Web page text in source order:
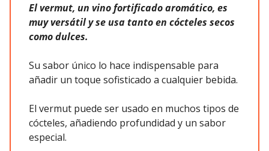
El vermut, un vino fortificado aromático, es
muy versátil y se usa tanto en cócteles secos
como dulces.
Su sabor único lo hace indispensable para
añadir un toque sofisticado a cualquier bebida.
El vermut puede ser usado en muchos tipos de
cócteles, añadiendo profundidad y un sabor
especial.